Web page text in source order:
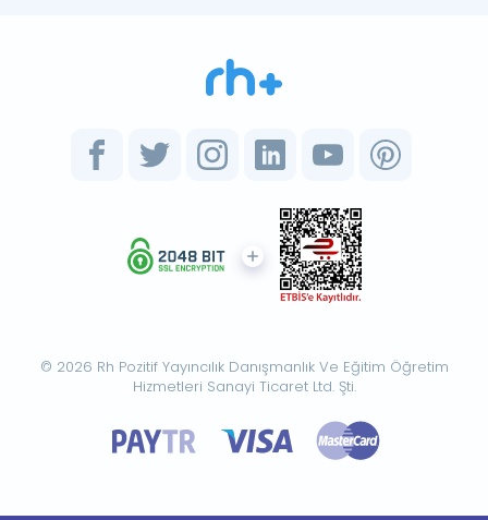
© 2026 Rh Pozitif Yayıncılık Danışmanlık Ve Eğitim Öğretim
Hizmetleri Sanayi Ticaret Ltd. Şti.